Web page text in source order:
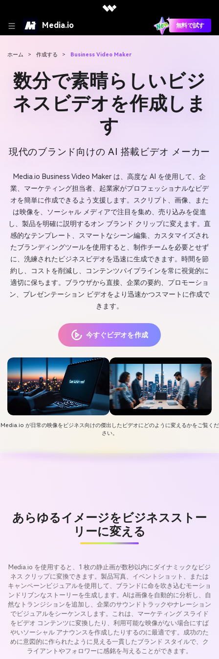
Media.io 無料で試す
ホーム > 作成する > Business Video Maker
数分で素晴らしいビジ
ネスビデオを作成しま
す
現代のブランド向けの AI 搭載ビデオ メーカー
Media.io Business Video Maker は、高度な AI を使用して、企
業、マーケティング担当者、起業家がプロフェッショナルなビデ
オを簡単に作成できるよう支援します。スクリプト、画像、また
は映像を、ソーシャル メディアで注目を集め、売り込みを促進
し、製品を明確に説明するオン ブランド クリップに変えます。直
感的なテンプレート、スマートなシーン編集、カスタマイズされ
たブランディングツールを使用すると、制作チームを必要とせず
に、洗練されたビジネスビデオを迅速に生成できます。時間を節
約し、コストを削減し、コンテンツパイプラインを常に視覚的に
適切に保ちます。ブラウザから直接、企業の要約、プロモーショ
ン、プレゼンテーション ビデオをより迅速かつスマートに作成で
きます。
今すぐビデオを作成
Media.io が日常の映像をビジネス向けの傑出したビデオにどのように変えるかをご覧くだ
さい。
あらゆるイメージをビジネスストー
リーに変える
Media.io を使用すると、1 枚の静止画が数秒以内にダイナミックなビジ
ネス クリップに変換できます。製品写真、イベントショット、または
キャンペーンビジュアルを使用して、ブランドに命を吹き込むモーショ
ンドリブンなストーリーを生成します。AIは画像を自動的に分析し、自
然なトランジションを追加し、企業のサウンドトラックやナレーション
でビジュアルをシーケンスします。これは、マーケティング スライド
をビデオ コンテンツに変換したり、利用可能な映像がない場合にすば
やいソーシャル アナウンスを作成したりするのに最適です。成功のた
めに意図的に作られたように見える一貫したブランド スタイルで、ク
ライアントやフォロワーに感銘を与えることができます。